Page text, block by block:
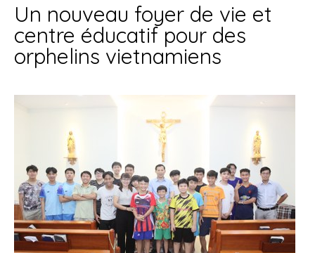
Un nouveau foyer de vie et
centre éducatif pour des
orphelins vietnamiens